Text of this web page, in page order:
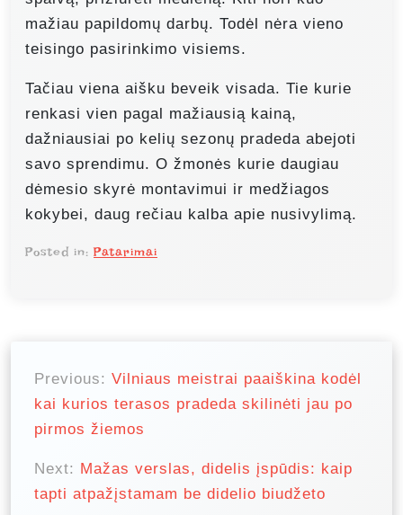
mažiau papildomų darbų. Todėl nėra vieno
teisingo pasirinkimo visiems.
Tačiau viena aišku beveik visada. Tie kurie
renkasi vien pagal mažiausią kainą,
dažniausiai po kelių sezonų pradeda abejoti
savo sprendimu. O žmonės kurie daugiau
dėmesio skyrė montavimui ir medžiagos
kokybei, daug rečiau kalba apie nusivylimą.
Posted in: Patarimai
Previous: Vilniaus meistrai paaiškina kodėl
kai kurios terasos pradeda skilinėti jau po
pirmos žiemos
Next: Mažas verslas, didelis įspūdis: kaip
tapti atpažįstamam be didelio biudžeto